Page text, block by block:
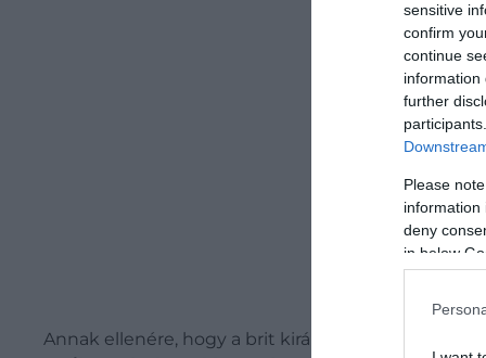
sensitive
confirm
continue
information
further
Please
information
deny
in below
Annak ellenére, hogy a brit királyi család életében a